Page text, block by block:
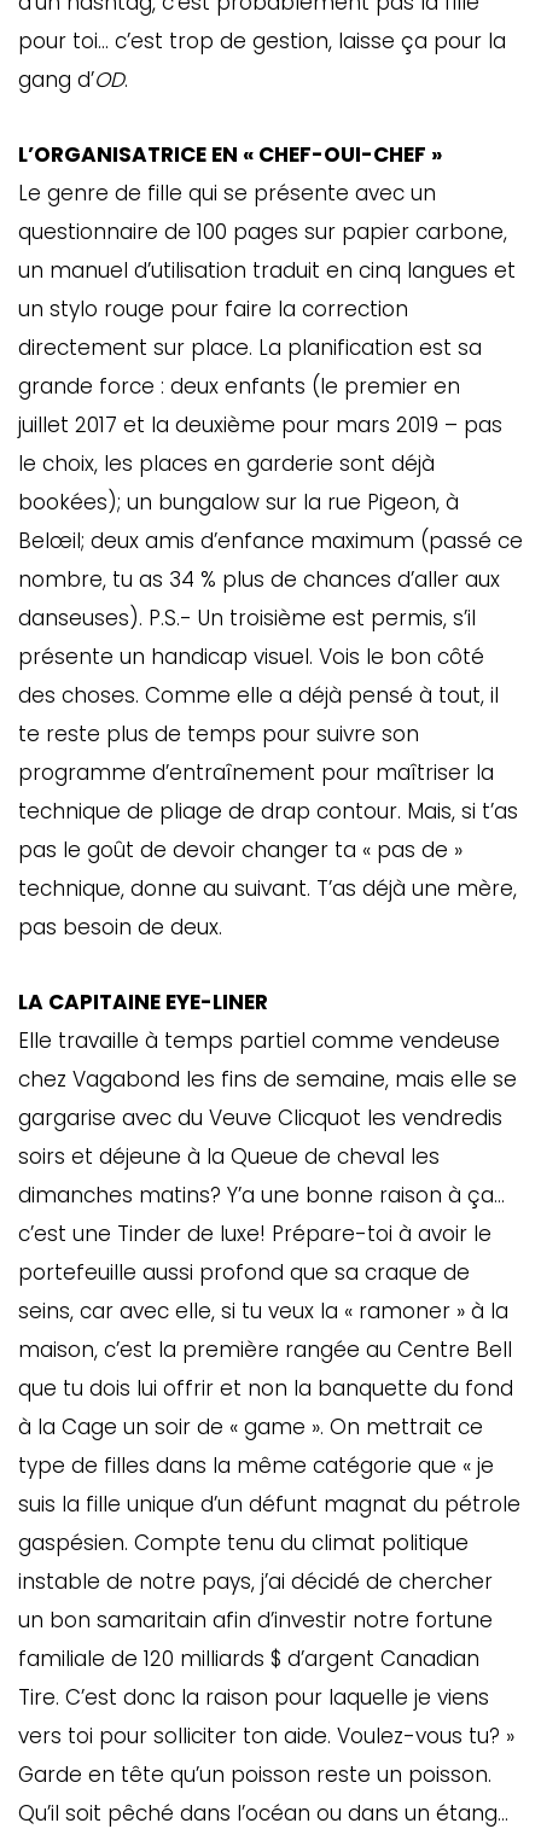
pour toi… c’est trop de gestion, laisse ça pour la
gang d’OD.
L’ORGANISATRICE EN « CHEF-OUI-CHEF »
Le genre de fille qui se présente avec un
questionnaire de 100 pages sur papier carbone,
un manuel d’utilisation traduit en cinq langues et
un stylo rouge pour faire la correction
directement sur place. La planification est sa
grande force : deux enfants (le premier en
juillet 2017 et la deuxième pour mars 2019 – pas
le choix, les places en garderie sont déjà
bookées); un bungalow sur la rue Pigeon, à
Belœil; deux amis d’enfance maximum (passé ce
nombre, tu as 34 % plus de chances d’aller aux
danseuses). P.S.- Un troisième est permis, s’il
présente un handicap visuel. Vois le bon côté
des choses. Comme elle a déjà pensé à tout, il
te reste plus de temps pour suivre son
programme d’entraînement pour maîtriser la
technique de pliage de drap contour. Mais, si t’as
pas le goût de devoir changer ta « pas de »
technique, donne au suivant. T’as déjà une mère,
pas besoin de deux.
LA CAPITAINE EYE-LINER
Elle travaille à temps partiel comme vendeuse
chez Vagabond les fins de semaine, mais elle se
gargarise avec du Veuve Clicquot les vendredis
soirs et déjeune à la Queue de cheval les
dimanches matins? Y’a une bonne raison à ça…
c’est une Tinder de luxe! Prépare-toi à avoir le
portefeuille aussi profond que sa craque de
seins, car avec elle, si tu veux la « ramoner » à la
maison, c’est la première rangée au Centre Bell
que tu dois lui offrir et non la banquette du fond
à la Cage un soir de « game ». On mettrait ce
type de filles dans la même catégorie que « je
suis la fille unique d’un défunt magnat du pétrole
gaspésien. Compte tenu du climat politique
instable de notre pays, j’ai décidé de chercher
un bon samaritain afin d’investir notre fortune
familiale de 120 milliards $ d’argent Canadian
Tire. C’est donc la raison pour laquelle je viens
vers toi pour solliciter ton aide. Voulez-vous tu? »
Garde en tête qu’un poisson reste un poisson.
Qu’il soit pêché dans l’océan ou dans un étang…